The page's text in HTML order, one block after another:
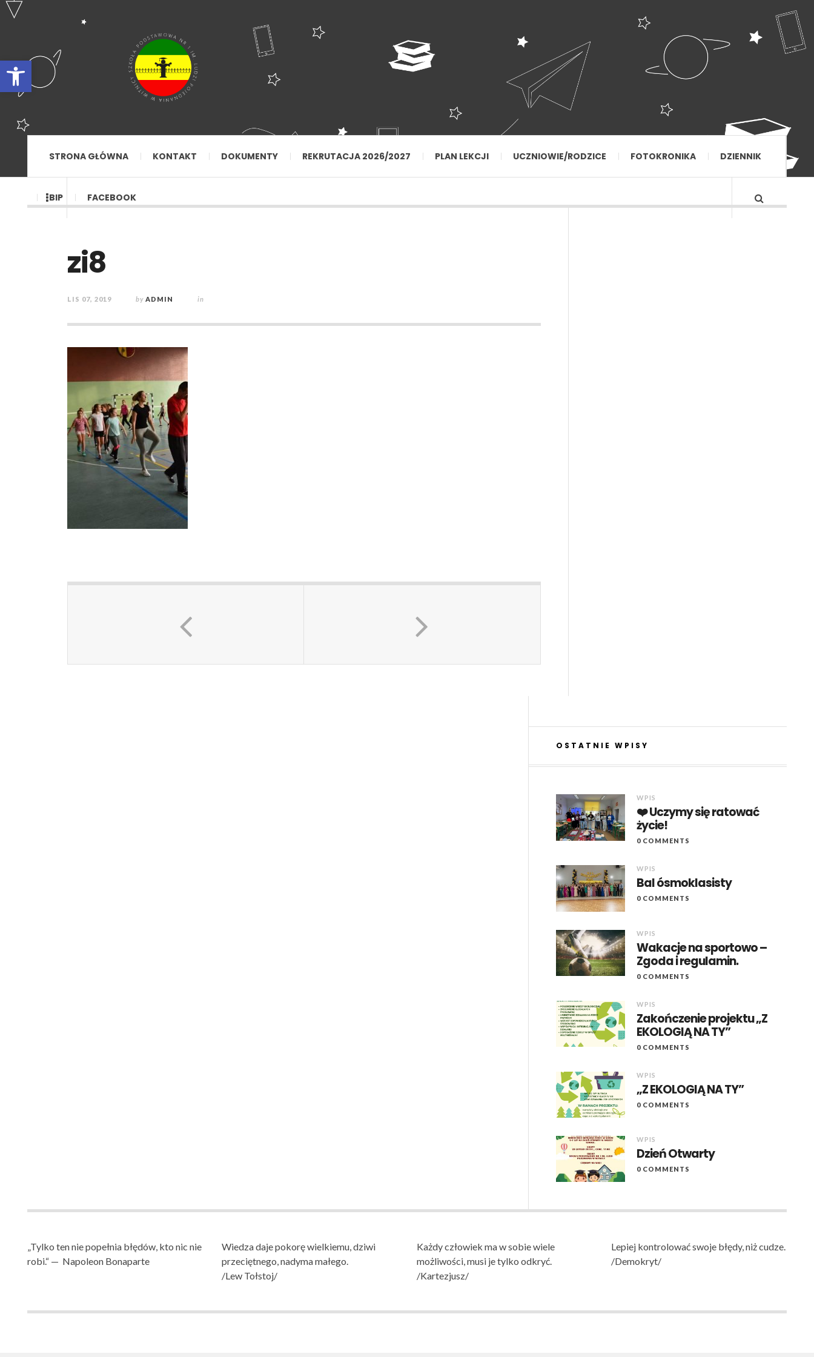
Otwórz pasek narzędzi
STRONA GŁÓWNA KONTAKT DOKUMENTY REKRUTACJA 2026/2027 PLAN LEKCJI UCZNIOWIE/RODZICE FOTOKRONIKA DZIENNIK
BIP FACEBOOK
zi8
LIS 07, 2019 by ADMIN in
OSTATNIE WPISY
WPIS
❤️ Uczymy się ratować
życie!
0 COMMENTS
WPIS
Bal ósmoklasisty
0 COMMENTS
WPIS
Wakacje na sportowo –
Zgoda i regulamin.
0 COMMENTS
WPIS
Zakończenie projektu „Z
EKOLOGIĄ NA TY”
0 COMMENTS
WPIS
„Z EKOLOGIĄ NA TY”
0 COMMENTS
WPIS
Dzień Otwarty
0 COMMENTS
„Tylko ten nie popełnia błędów, kto nic nie
robi.“ — Napoleon Bonaparte
Wiedza daje pokorę wielkiemu, dziwi
przeciętnego, nadyma małego.
/Lew Tołstoj/
Każdy człowiek ma w sobie wiele
możliwości, musi je tylko odkryć.
/Kartezjusz/
Lepiej kontrolować swoje błędy, niż cudze.
/Demokryt/